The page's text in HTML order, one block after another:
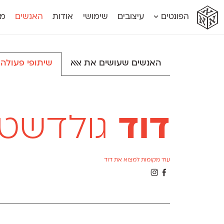
אא
אא
א
א
הפונטים עיצובים שימושי אודות האנשים
האנשים שעושים את אאא שיתופי פעולה
דוד
עוד מקומות למצוא את דוד
Γ
Θ